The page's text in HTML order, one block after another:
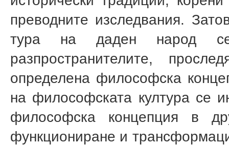
преводните изследвания.
тура на даден народ се
разпространителите,
определена фило­софска
на философската култура се
философска концепция в
функциониране и